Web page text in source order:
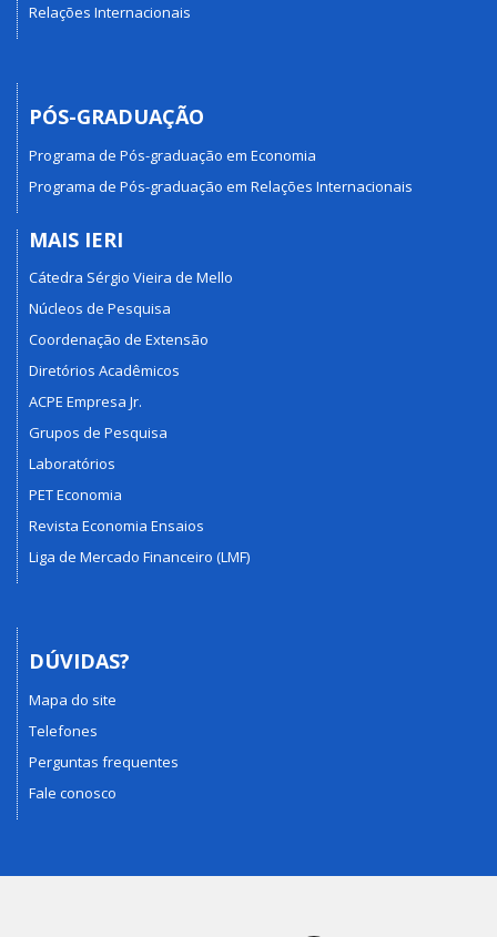
Relações Internacionais
PÓS-GRADUAÇÃO
Programa de Pós-graduação em Economia
Programa de Pós-graduação em Relações Internacionais
MAIS IERI
Cátedra Sérgio Vieira de Mello
Núcleos de Pesquisa
Coordenação de Extensão
Diretórios Acadêmicos
ACPE Empresa Jr.
Grupos de Pesquisa
Laboratórios
PET Economia
Revista Economia Ensaios
Liga de Mercado Financeiro (LMF)
DÚVIDAS?
Mapa do site
Telefones
Perguntas frequentes
Fale conosco